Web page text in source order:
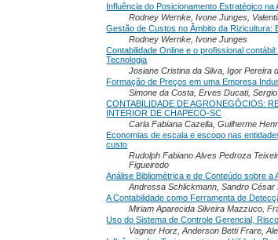
Influência do Posicionamento Estratégico
Rodney Wernke, Ivone Junges,
Gestão de Custos no Âmbito da Rizicultura:
Rodney Wernke, Ivone Junges
Contabilidade Online e o profissional
Tecnologia
Josiane Cristina da Silva, Igor Pereira
Formação de Preços em uma Empresa
Simone da Costa, Erves Ducati,
CONTABILIDADE DE AGRONEGÓCIOS:
INTERIOR DE CHAPECÓ-SC
Carla Fabiana Cazella, Guilherme
Economias de escala e escopo nas
custo
Rudolph Fabiano Alves Pedroza
Figueiredo
Análise Bibliométrica e de Conteúdo sobre
Andressa Schlickmann, Sandro César
A Contabilidade como Ferramenta de
Miriam Aparecida Silveira Mazzuco,
Uso do Sistema de Controle Gerencial,
Vagner Horz, Anderson Betti Frare,